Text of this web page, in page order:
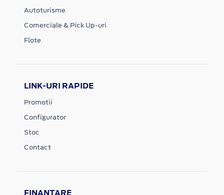
Autoturisme
Comerciale & Pick Up-uri
Flote
LINK-URI RAPIDE
Promotii
Configurator
Stoc
Contact
FINANTARE